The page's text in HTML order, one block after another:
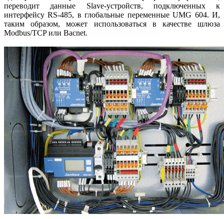
переводит данные Slave-устройств, подключенных к
интерфейсу RS‑485, в глобальные переменные UMG 604. И,
таким образом, может использоваться в качестве шлюза
Modbus/TCP или Bacnet.